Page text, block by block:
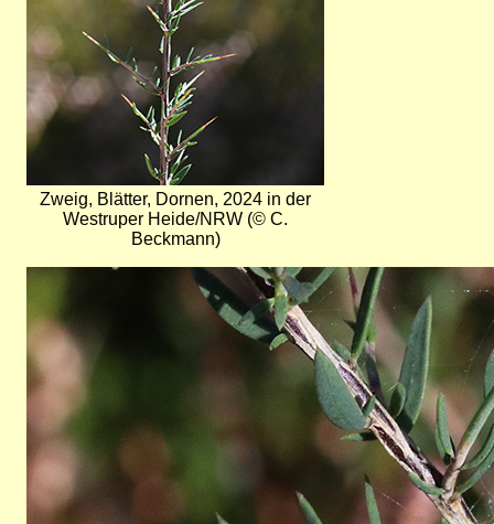
Zweig, Blätter, Dornen, 2024 in der
Westruper Heide/NRW (© C.
Beckmann)
Bild